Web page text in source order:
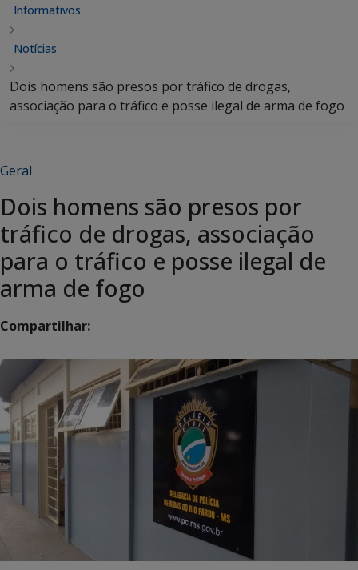
Informativos
Notícias
Dois homens são presos por tráfico de drogas,
associação para o tráfico e posse ilegal de arma de fogo
Geral
Dois homens são presos por
tráfico de drogas, associação
para o tráfico e posse ilegal de
arma de fogo
Compartilhar: